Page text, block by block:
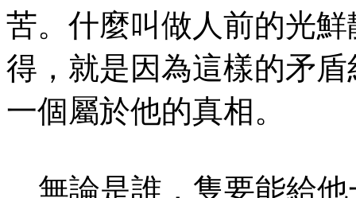
苦。什麼叫做人前的光
得，就是因為這樣的矛
一個屬於他的真相。
無論是誰，隻要能給他